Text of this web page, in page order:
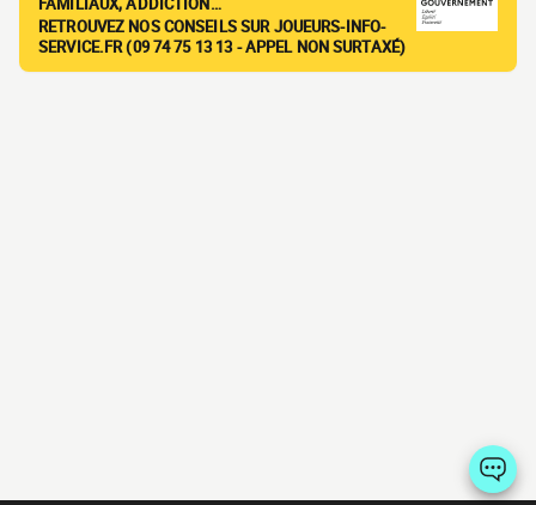
RETROUVEZ NOS CONSEILS SUR JOUEURS-INFO-
SERVICE.FR (09 74 75 13 13 - APPEL NON SURTAXÉ)